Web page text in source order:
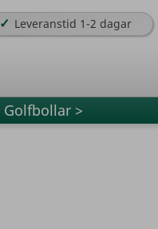
✓ Leveranstid 1-2 dagar
Golfbollar >